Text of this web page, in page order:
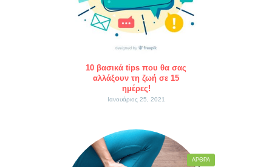
10 βασικά tips που θα σας
αλλάξουν τη ζωή σε 15
ημέρες!
Ιανουάριος 25, 2021
ΆΡΘΡΑ